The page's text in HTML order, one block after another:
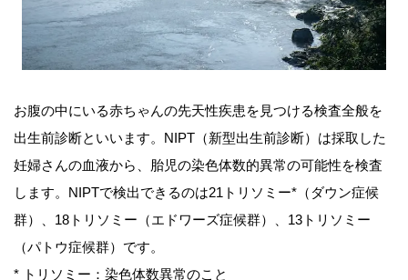
お腹の中にいる赤ちゃんの先天性疾患を見つける検査全般を
出生前診断といいます。NIPT（新型出生前診断）は採取した
妊婦さんの血液から、胎児の染色体数的異常の可能性を検査
します。NIPTで検出できるのは21トリソミー*（ダウン症候
群）、18トリソミー（エドワーズ症候群）、13トリソミー
（パトウ症候群）です。
* トリソミー：染色体数異常のこと